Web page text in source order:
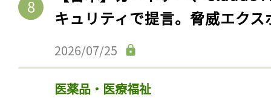
キュリティで提言。脅威エク
2026/07/25
医薬品・医療福祉
ログインが必